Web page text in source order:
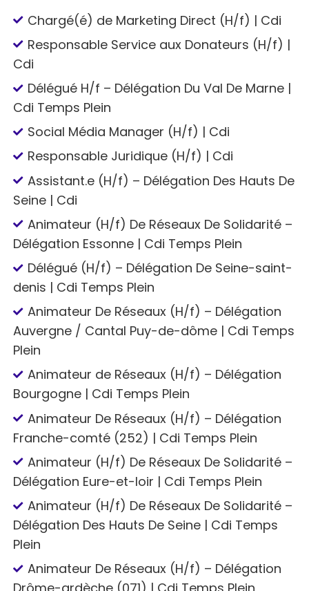
Chargé(é) de Marketing Direct (H/f) | Cdi
Responsable Service aux Donateurs (H/f) |
Cdi
Délégué H/f – Délégation Du Val De Marne |
Cdi Temps Plein
Social Média Manager (H/f) | Cdi
Responsable Juridique (H/f) | Cdi
Assistant.e (H/f) – Délégation Des Hauts De
Seine | Cdi
Animateur (H/f) De Réseaux De Solidarité –
Délégation Essonne | Cdi Temps Plein
Délégué (H/f) – Délégation De Seine-saint-
denis | Cdi Temps Plein
Animateur De Réseaux (H/f) – Délégation
Auvergne / Cantal Puy-de-dôme | Cdi Temps
Plein
Animateur de Réseaux (H/f) – Délégation
Bourgogne | Cdi Temps Plein
Animateur De Réseaux (H/f) – Délégation
Franche-comté (252) | Cdi Temps Plein
Animateur (H/f) De Réseaux De Solidarité –
Délégation Eure-et-loir | Cdi Temps Plein
Animateur (H/f) De Réseaux De Solidarité –
Délégation Des Hauts De Seine | Cdi Temps
Plein
Animateur De Réseaux (H/f) – Délégation